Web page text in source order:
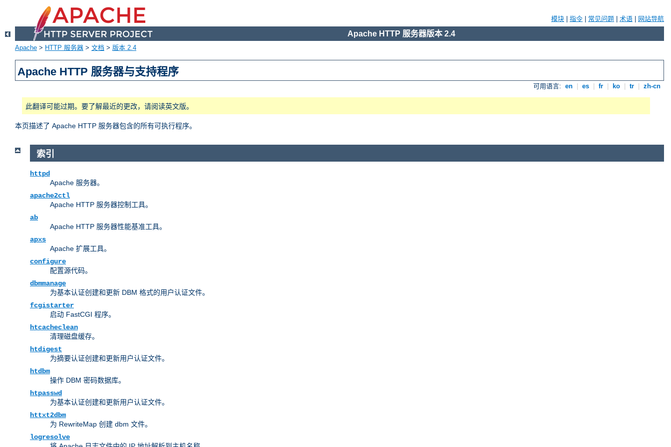
模块 指令 常见问题 术语 网站导航
Apache HTTP 服务器版本 2.4
Apache > HTTP 服务器 > 文档 > 版本 2.4
Apache HTTP 服务器与支持程序
可用语言: en es fr ko tr zh-cn
此翻译可能过期。要了解最近的更改，请阅读英文版。
本页描述了 Apache HTTP 服务器包含的所有可执行程序。
索引
httpd
Apache 服务器。
apache2ctl
Apache HTTP 服务器控制工具。
ab
Apache HTTP 服务器性能基准工具。
apxs
Apache 扩展工具。
configure
配置源代码。
dbmmanage
为基本认证创建和更新 DBM 格式的用户认证文件。
fcgistarter
启动 FastCGI 程序。
htcacheclean
清理磁盘缓存。
htdigest
为摘要认证创建和更新用户认证文件。
htdbm
操作 DBM 密码数据库。
htpasswd
为基本认证创建和更新用户认证文件。
httxt2dbm
为 RewriteMap 创建 dbm 文件。
logresolve